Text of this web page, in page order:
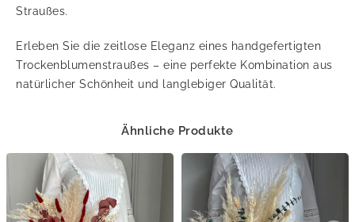
Straußes.
Erleben Sie die zeitlose Eleganz eines handgefertigten
Trockenblumenstraußes – eine perfekte Kombination aus
natürlicher Schönheit und langlebiger Qualität.
Ähnliche Produkte